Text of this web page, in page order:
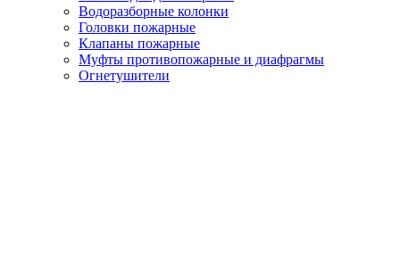
Водоразборные колонки
Головки пожарные
Клапаны пожарные
Муфты противопожарные и диафрагмы
Огнетушители